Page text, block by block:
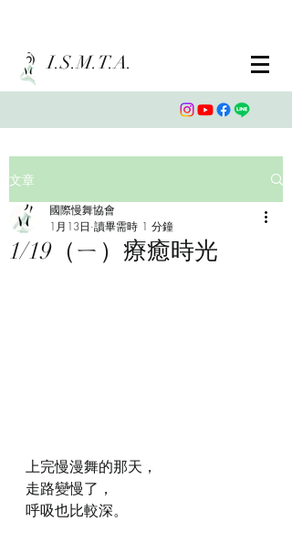
I.S.M.T.A.
文章
1/19（ㄧ）療癒時光
國際慢舞協會
1月13日 讀畢需時 1 分鐘
上完慢漫舞的那天，
走路變慢了，
呼吸也比較深。